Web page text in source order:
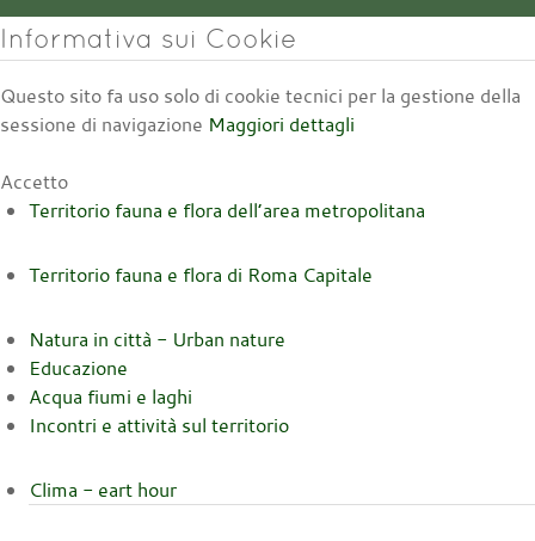
Informativa sui Cookie
Questo sito fa uso solo di cookie tecnici per la gestione della
sessione di navigazione Maggiori dettagli
Accetto
Territorio fauna e flora dell’area metropolitana
Territorio fauna e flora di Roma Capitale
Natura in città - Urban nature
Educazione
Acqua fiumi e laghi
Incontri e attività sul territorio
Clima - eart hour